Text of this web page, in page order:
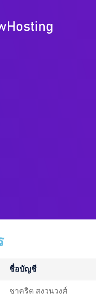
ชื่อบัญชี
ชาคริต สงวนวงศ์